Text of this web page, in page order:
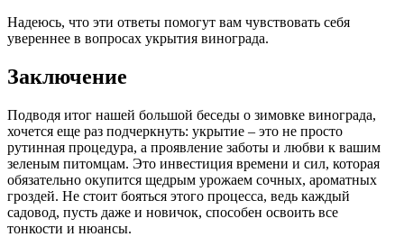
Надеюсь, что эти ответы помогут вам чувствовать себя
увереннее в вопросах укрытия винограда.
Заключение
Подводя итог нашей большой беседы о зимовке винограда,
хочется еще раз подчеркнуть: укрытие – это не просто
рутинная процедура, а проявление заботы и любви к вашим
зеленым питомцам. Это инвестиция времени и сил, которая
обязательно окупится щедрым урожаем сочных, ароматных
гроздей. Не стоит бояться этого процесса, ведь каждый
садовод, пусть даже и новичок, способен освоить все
тонкости и нюансы.